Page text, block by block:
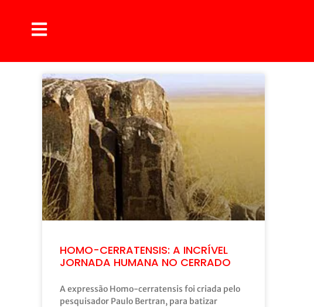
HOMO-CERRATENSIS: A INCRÍVEL
JORNADA HUMANA NO CERRADO
A expressão Homo-cerratensis foi criada pelo
pesquisador Paulo Bertran, para batizar